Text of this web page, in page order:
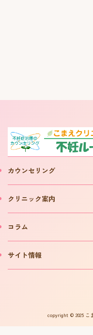
カウンセリング
IVF(体外受精)カウンセリングの
カウンセリング予約について
お問い合わせ
クリニック案内
院長プロフィール
よくある質問
コラム
インタビュー
不妊ルーム物語
サイト情報
copyright © 2025 こ